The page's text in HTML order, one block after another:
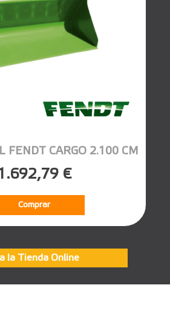
FENDT CARGO 2.100 CM
€
Comprar
a la Tienda Online